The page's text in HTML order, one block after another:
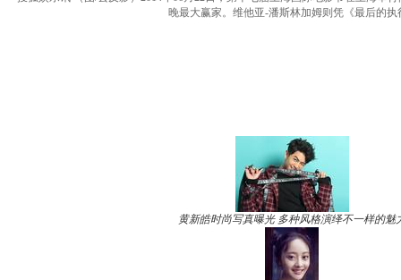
晚最大赢家。维他亚-潘斯林加姆则凭《最后的
黄新皓时尚写真曝光 多种风格演绎不一样的魅